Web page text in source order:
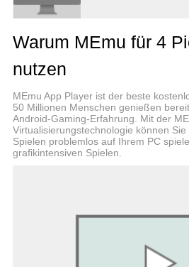
The game got you stumped?
can help you solve the puzzle
via Social Media or Text
game with friends lets you ask
tips.
★SIMPLE AND HIGHLY
with our logic games,
Warum MEmu für 4
nutzen
MEmu App Player ist der beste
50 Millionen Menschen genießen
Android-Gaming-Erfahrung. Mit der
Virtualisierungstechnologie können
Spielen problemlos auf Ihrem PC
grafikintensiven Spielen.